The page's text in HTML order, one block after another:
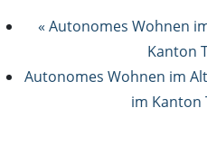
« Autonomes Wohnen
Kanton
Autonomes Wohnen im
im Kanton